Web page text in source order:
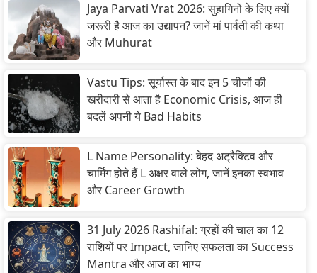
Jaya Parvati Vrat 2026: सुहागिनों के लिए क्यों
जरूरी है आज का उद्यापन? जानें मां पार्वती की कथा
और Muhurat
Vastu Tips: सूर्यास्त के बाद इन 5 चीजों की
खरीदारी से आता है Economic Crisis, आज ही
बदलें अपनी ये Bad Habits
L Name Personality: बेहद अट्रैक्टिव और
चार्मिंग होते हैं L अक्षर वाले लोग, जानें इनका स्वभाव
और Career Growth
31 July 2026 Rashifal: ग्रहों की चाल का 12
राशियों पर Impact, जानिए सफलता का Success
Mantra और आज का भाग्य